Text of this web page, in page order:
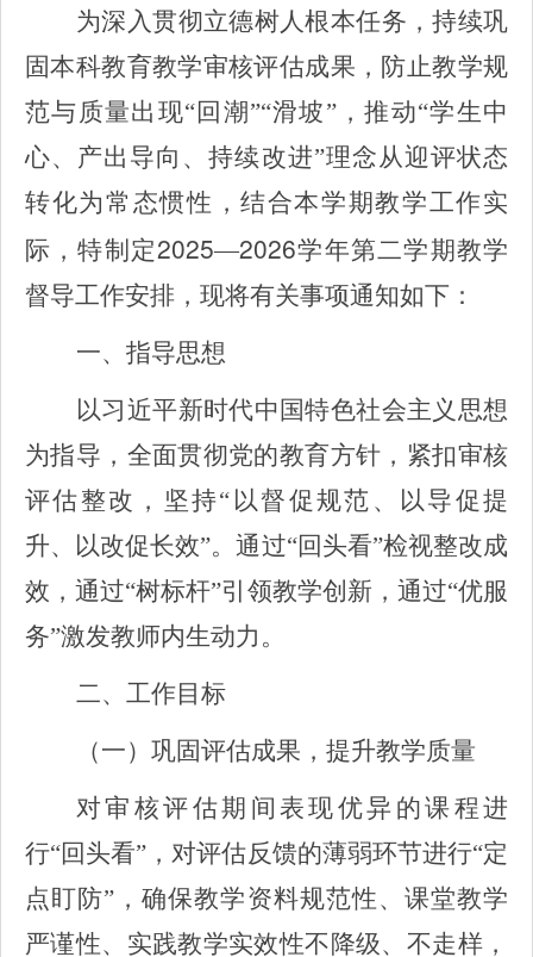
为深入贯彻立德树人根本任务，持续巩
固本科教育教学审核评估成果，防止教学规
范与质量出现“回潮”“滑坡”，推动“学生中
心、产出导向、持续改进”理念从迎评状态
转化为常态惯性，结合本学期教学工作实
际，特制定2025—2026学年第二学期教学
督导工作安排，现将有关事项通知如下：
一、指导思想
以习近平新时代中国特色社会主义思想
为指导，全面贯彻党的教育方针，紧扣审核
评估整改，坚持“以督促规范、以导促提
升、以改促长效”。通过“回头看”检视整改成
效，通过“树标杆”引领教学创新，通过“优服
务”激发教师内生动力。
二、工作目标
（一）巩固评估成果，提升教学质量
对审核评估期间表现优异的课程进
行“回头看”，对评估反馈的薄弱环节进行“定
点盯防”，确保教学资料规范性、课堂教学
严谨性、实践教学实效性不降级、不走样，